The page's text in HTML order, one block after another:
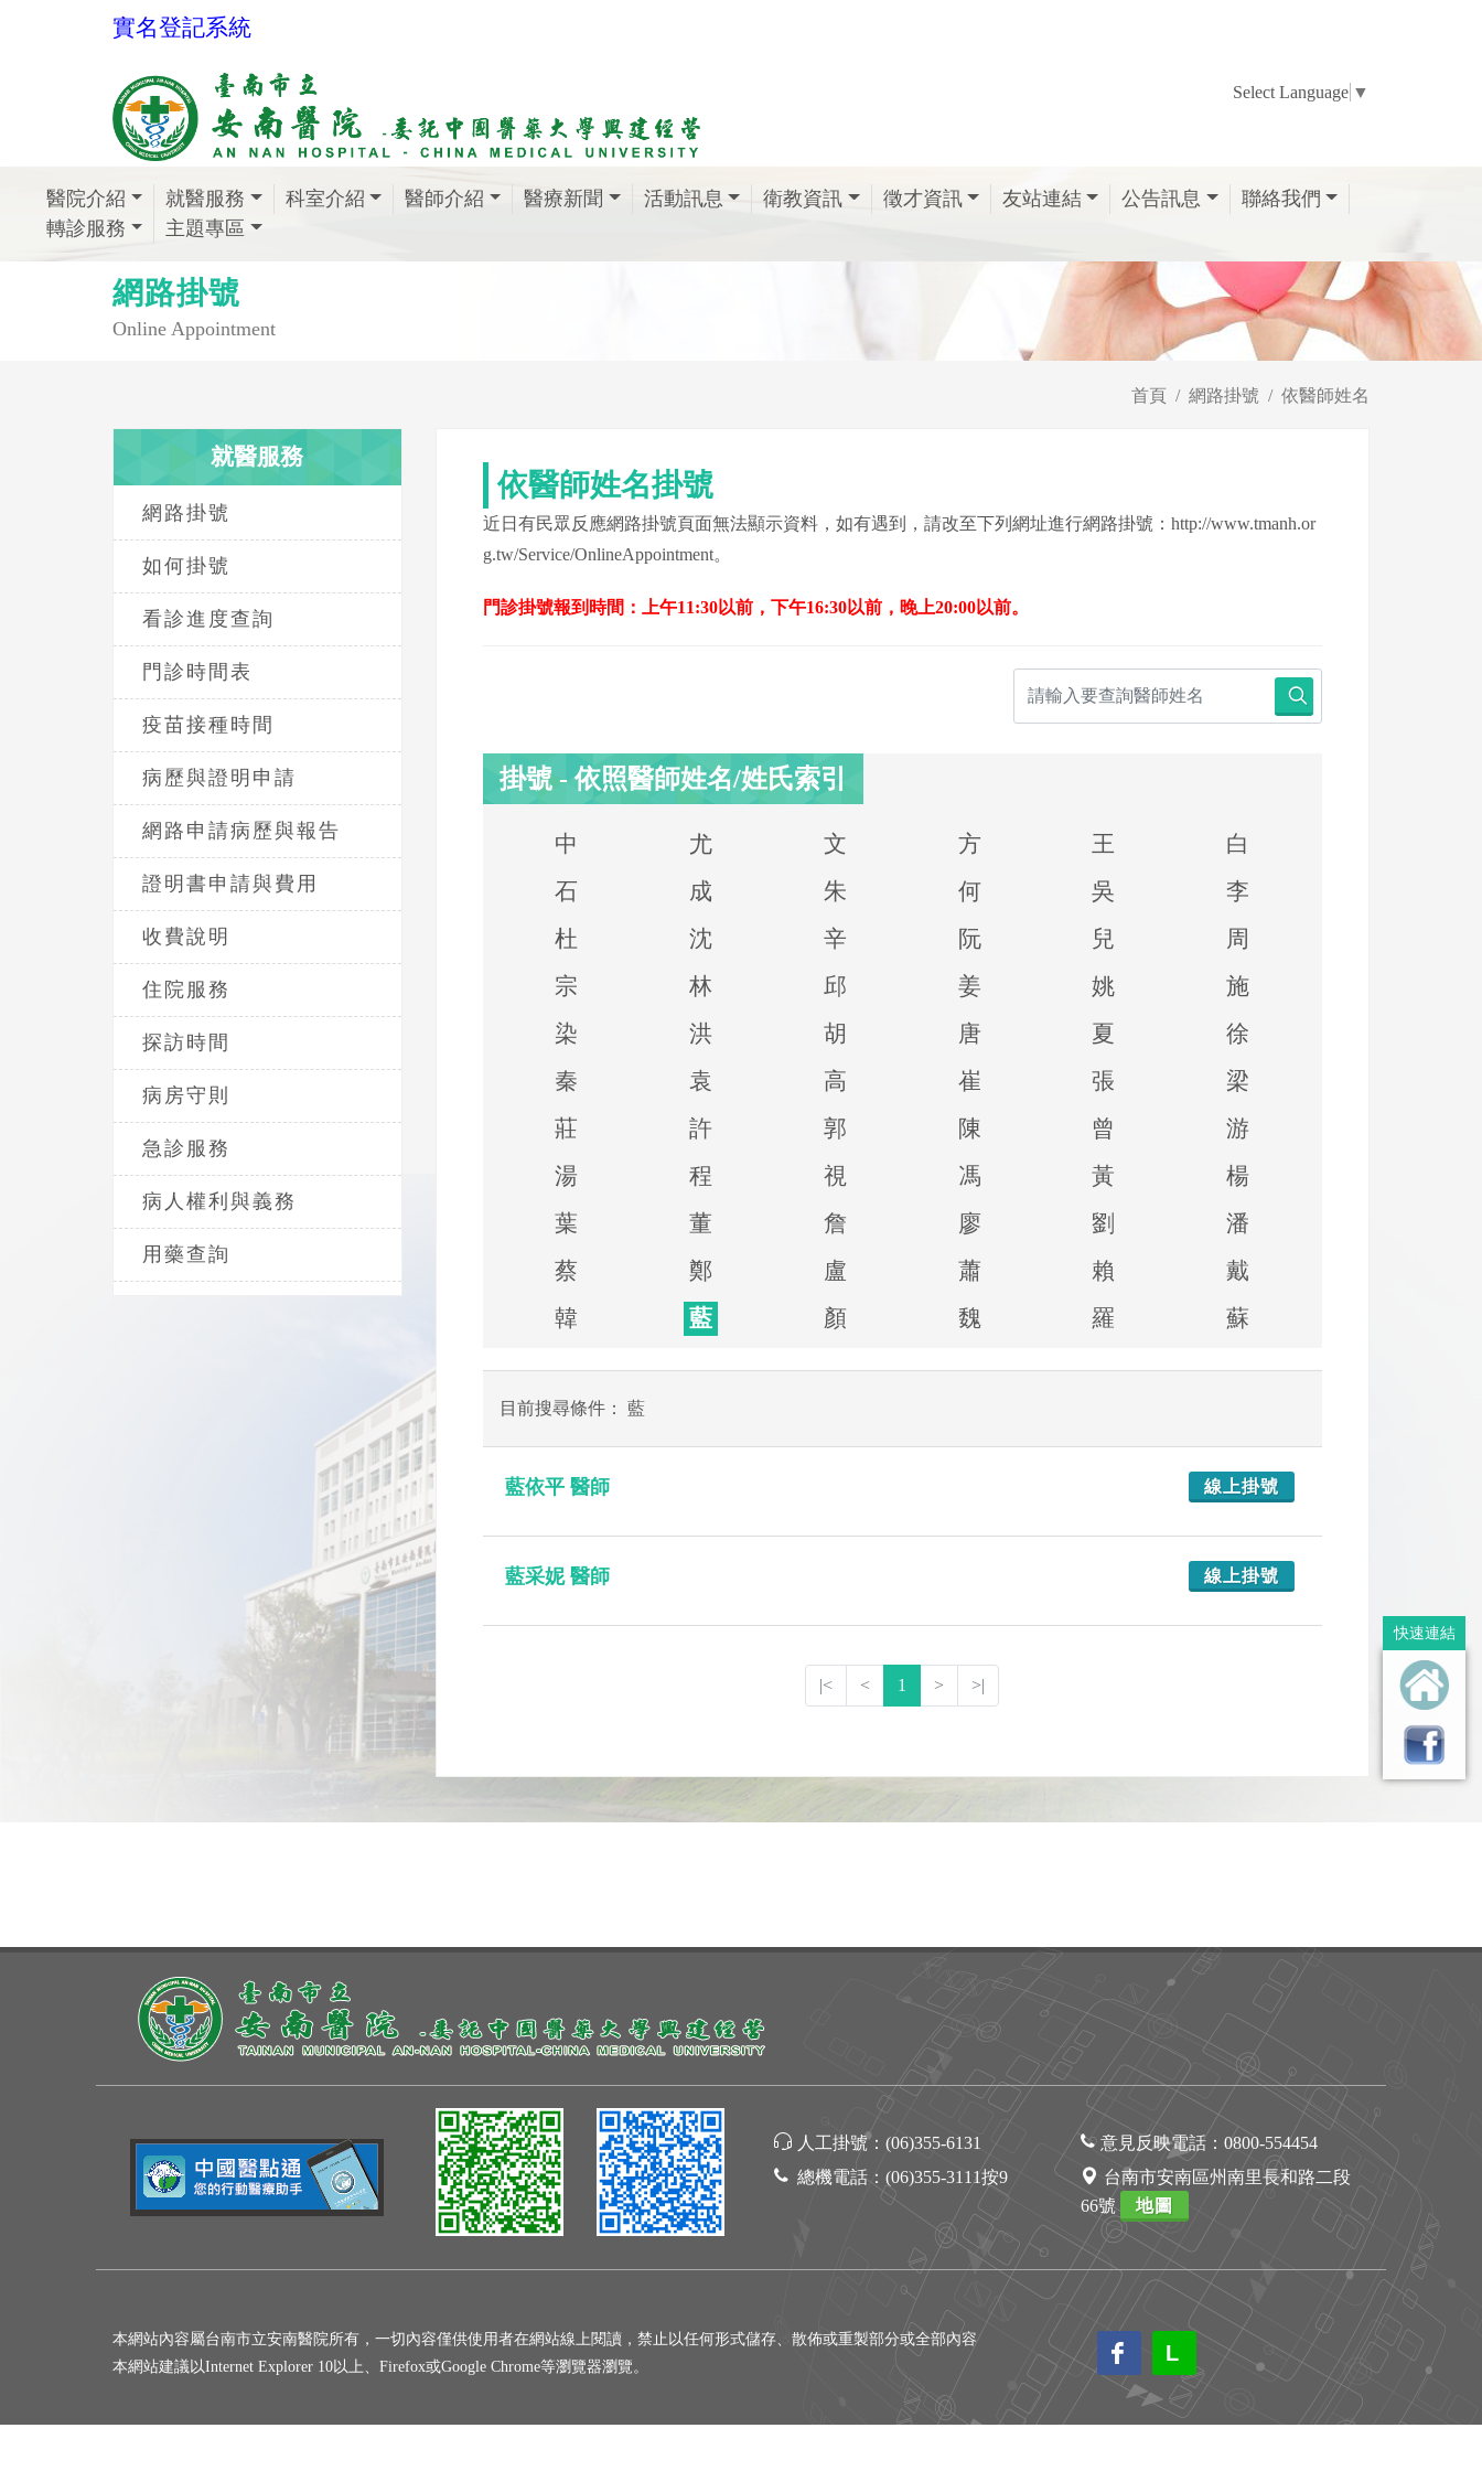
實名登記系統
Select Language ▼
醫院介紹 就醫服務 科室介紹 醫師介紹 醫療新聞 活動訊息 衛教資訊 徵才資訊 友站連結 公告訊息
聯絡我們
轉診服務
主題專區
網路掛號
Online Appointment
首頁 網路掛號 依醫師姓名
就醫服務
網路掛號
如何掛號
看診進度查詢
門診時間表
疫苗接種時間
病歷與證明申請
網路申請病歷與報告
證明書申請與費用
收費說明
住院服務
探訪時間
病房守則
急診服務
病人權利與義務
用藥查詢
依醫師姓名掛號
近日有民眾反應網路掛號頁面無法顯示資料，如有遇到，請改至下列網址進行網路掛號： http://www.tmanh.or
g.tw/Service/OnlineAppointment。
門診掛號報到時間：上午11:30以前，下午16:30以前，晚上20:00以前。
掛號 - 依照醫師姓名/姓氏索引
中 尤 文 方 王
白
石
成 朱 何 吳
李
杜
沈 辛 阮 兒
周
宗
林 邱 姜 姚
施
染
洪 胡 唐 夏
徐
秦
袁 高 崔 張
梁
莊
許 郭 陳 曾
游
湯
程 視 馮 黃
楊
葉
董 詹 廖 劉
潘
蔡
鄭 盧 蕭 賴
戴
韓
藍 顏 魏 羅 蘇
目前搜尋條件： 藍
藍依平 醫師 線上掛號
藍采妮 醫師 線上掛號
|< < 1 > >|
快速連結
人工掛號： (06)355-6131
總機電話： (06)355-3111按9
意見反映電話： 0800-554454
台南市安南區州南里長和路二段
66號
地圖
本網站內容屬台南市立安南醫院所有，一切內容僅供使用者在網站線上閱讀，禁止以任何形式儲存、散佈或重製部分或全部內容
本網站建議以Internet Explorer 10以上、Firefox或Google Chrome等瀏覽器瀏覽。
L
L